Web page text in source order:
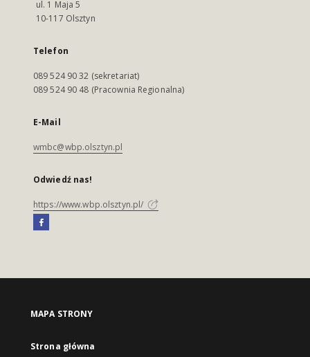
ul. 1 Maja 5
10-117 Olsztyn
Telefon
089 524 90 32 (sekretariat)
089 524 90 48 (Pracownia Regionalna)
E-Mail
wmbc@wbp.olsztyn.pl
Odwiedź nas!
https://www.wbp.olsztyn.pl/
MAPA STRONY
Strona główna